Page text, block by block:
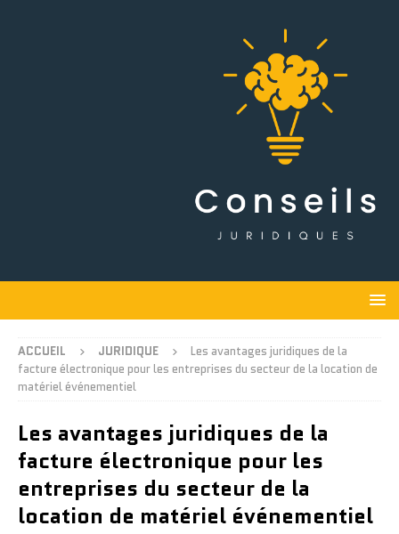
ACCUEIL JURIDIQUE
Les avantages juridiques de la
facture électronique pour les entreprises du secteur de la location de
matériel événementiel
Les avantages juridiques de la
facture électronique pour les
entreprises du secteur de la
location de matériel événementiel